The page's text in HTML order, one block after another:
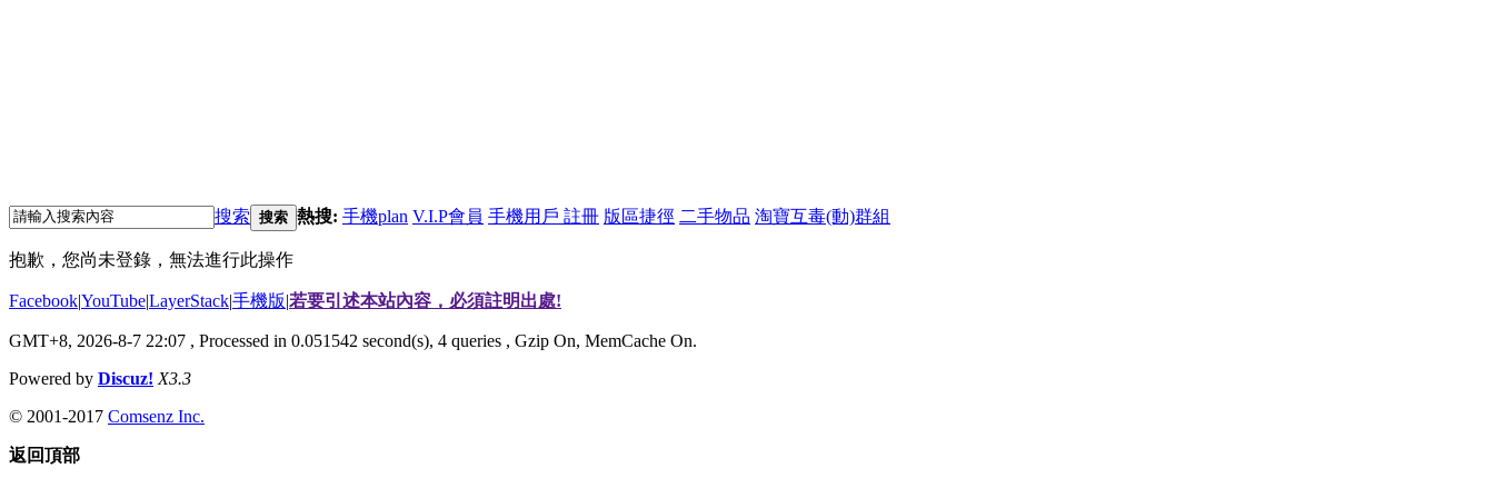
搜索 搜索 熱搜: 手機plan V.I.P會員 手機用戶 註冊 版區捷徑 二手物品 淘寶互毒(動)群組
抱歉，您尚未登錄，無法進行此操作
Facebook|YouTube|LayerStack|手機版|若要引述本站內容，必須註明出處!
GMT+8, 2026-8-7 22:07 , Processed in 0.051542 second(s), 4 queries , Gzip On, MemCache On.
Powered by Discuz! X3.3
© 2001-2017 Comsenz Inc.
返回頂部